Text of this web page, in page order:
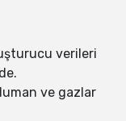
verileri
ve gazlar